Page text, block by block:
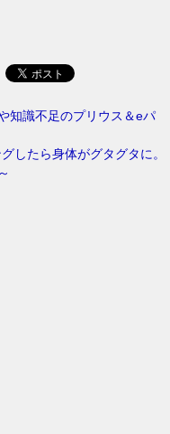
知識不足のプリウス＆eパ
したら身体がグタグタに。